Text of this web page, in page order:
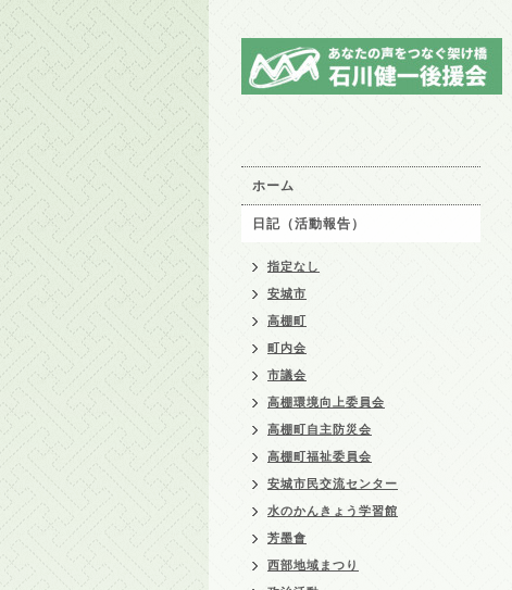
ホーム
日記（活動報告）
指定なし
安城市
高棚町
町内会
市議会
高棚環境向上委員会
高棚町自主防災会
高棚町福祉委員会
安城市民交流センター
水のかんきょう学習館
芳墨會
西部地域まつり